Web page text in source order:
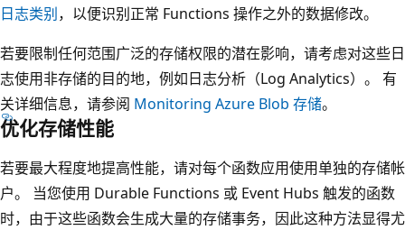
日志类别，以便识别正常 Functions 操作之外的数据修改。
若要限制任何范围广泛的存储权限的潜在影响，请考虑对这些日
志使用非存储的目的地，例如日志分析（Log Analytics）。 有
关详细信息，请参阅 Monitoring Azure Blob 存储。
优化存储性能
若要最大程度地提高性能，请对每个函数应用使用单独的存储帐
户。 当您使用 Durable Functions 或 Event Hubs 触发的函数
时，由于这些函数会生成大量的存储事务，因此这种方法显得尤